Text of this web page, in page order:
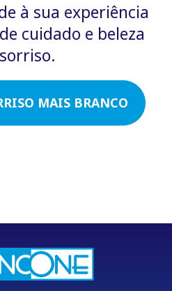
à sua experiência
cuidado e beleza
MAIS BRANCO